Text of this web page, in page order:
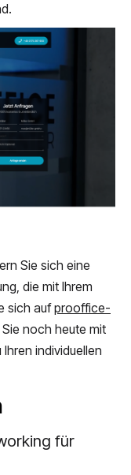
Sie sich eine
die mit Ihrem
sich aufprooffice-
noch heute mit
individuellen
für